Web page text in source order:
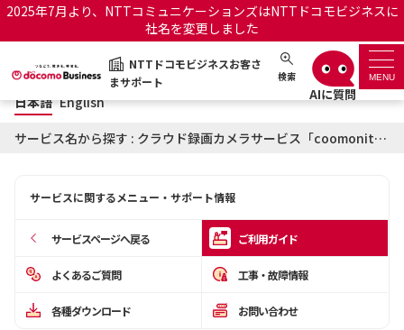
2025年7月より、NTTコミュニケーションズはNTTドコモビジネスに
社名を変更しました
NTTドコモビジネスお客さ
まサポート
検索 MENU
NTTドコモビジネスお客さまサポート 日本語 English
サポートトップ
お知らせ サポートサイトの使い方
OCNのお客さまはこちら
工事・故障情報通知サー
日本語 English
サービス名から探す : クラウド録画カメラサービス「coomonita (コーモニタ)」に関するご利用ガイド
サービスに関するメニュー・サポート情報
サービスページへ戻る ご利用ガイド
よくあるご質問 工事・故障情報
各種ダウンロード お問い合わせ